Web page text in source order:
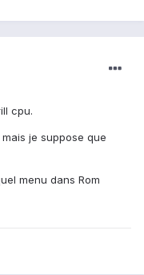
cpu.
je suppose que
menu dans Rom